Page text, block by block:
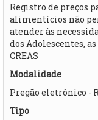
Registro de preços
alimentícios não
atender às
dos Adolescentes,
CREAS
Modalidade
Pregão eletrônico -
Tipo